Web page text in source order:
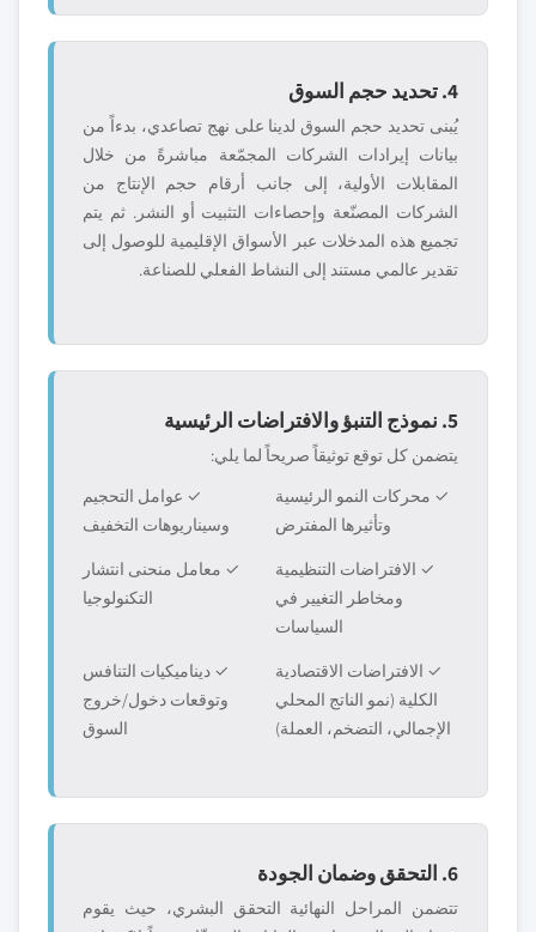
4. تحديد حجم السوق
يُبنى تحديد حجم السوق لدينا على نهج تصاعدي، بدءاً من
بيانات إيرادات الشركات المجمّعة مباشرةً من خلال
المقابلات الأولية، إلى جانب أرقام حجم الإنتاج من
الشركات المصنّعة وإحصاءات التثبيت أو النشر. ثم يتم
تجميع هذه المدخلات عبر الأسواق الإقليمية للوصول إلى
تقدير عالمي مستند إلى النشاط الفعلي للصناعة.
5. نموذج التنبؤ والافتراضات الرئيسية
يتضمن كل توقع توثيقاً صريحاً لما يلي:
✓ محركات النمو الرئيسية
وتأثيرها المفترض
✓ عوامل التحجيم
وسيناريوهات التخفيف
✓ الافتراضات التنظيمية
ومخاطر التغيير في
السياسات
✓ معامل منحنى انتشار
التكنولوجيا
✓ الافتراضات الاقتصادية
الكلية (نمو الناتج المحلي
الإجمالي، التضخم، العملة)
✓ ديناميكيات التنافس
وتوقعات دخول/خروج
السوق
6. التحقق وضمان الجودة
تتضمن المراحل النهائية التحقق البشري، حيث يقوم